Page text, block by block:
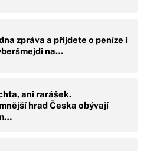
zpráva a přijdete o peníze i
na…
ani rarášek.
hrad Česka obývají